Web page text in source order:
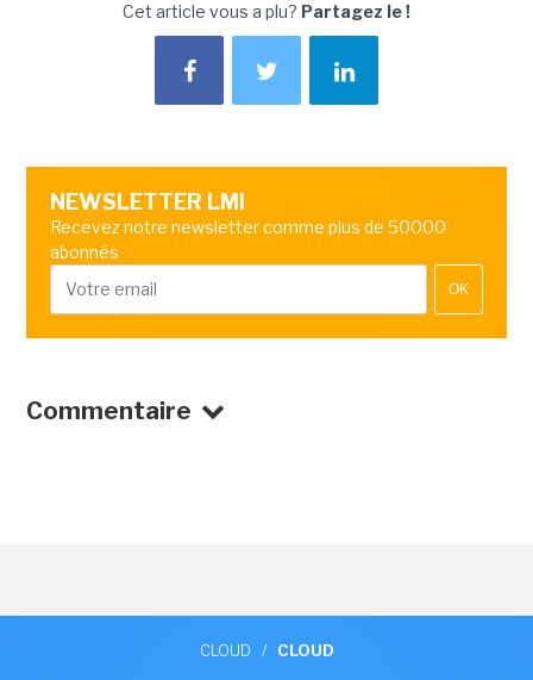
Cet article vous a plu? Partagez le !
NEWSLETTER LMI
Recevez notre newsletter comme plus de 50000
abonnés
OK
Commentaire
CLOUD / CLOUD